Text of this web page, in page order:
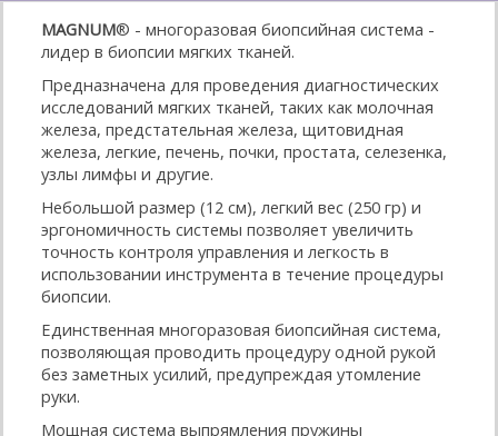
MAGNUM® - многоразовая биопсийная система -
лидер в биопсии мягких тканей.
Предназначена для проведения диагностических
исследований мягких тканей, таких как молочная
железа, предстательная железа, щитовидная
железа, легкие, печень, почки, простата, селезенка,
узлы лимфы и другие.
Небольшой размер (12 см), легкий вес (250 гр) и
эргономичность системы позволяет увеличить
точность контроля управления и легкость в
использовании инструмента в течение процедуры
биопсии.
Единственная многоразовая биопсийная система,
позволяющая проводить процедуру одной рукой
без заметных усилий, предупреждая утомление
руки.
Мощная система выпрямления пружины